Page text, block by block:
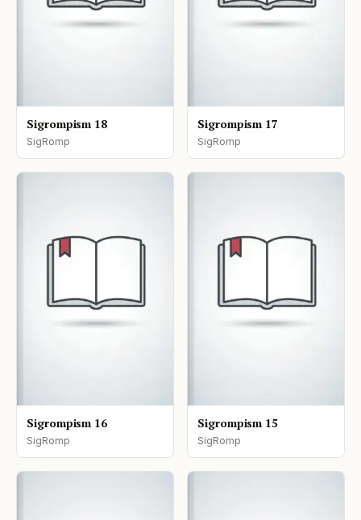
Sigrompism 18
SigRomp
Sigrompism 17
SigRomp
Sigrompism 16
SigRomp
Sigrompism 15
SigRomp